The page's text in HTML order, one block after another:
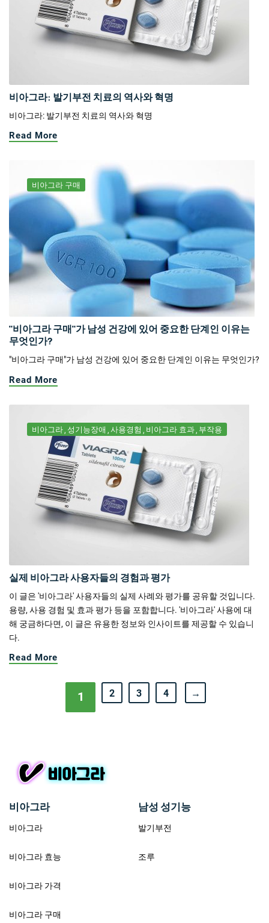
비아그라: 발기부전 치료의 역사와 혁명
비아그라: 발기부전 치료의 역사와 혁명
Read More
비아그라 구매
"비아그라 구매"가 남성 건강에 있어 중요한 단계인 이유는
무엇인가?
"비아그라 구매"가 남성 건강에 있어 중요한 단계인 이유는 무엇인가?
Read More
비아그라 성기능장애 사용경험 비아그라 효과 부작용
실제 비아그라 사용자들의 경험과 평가
이 글은 '비아그라' 사용자들의 실제 사례와 평가를 공유할 것입니다.
용량, 사용 경험 및 효과 평가 등을 포함합니다. '비아그라' 사용에 대
해 궁금하다면, 이 글은 유용한 정보와 인사이트를 제공할 수 있습니
다.
Read More
1 2 3 4 →
비아그라
비아그라
비아그라 효능
비아그라 가격
비아그라 구매
남성 성기능
발기부전
조루